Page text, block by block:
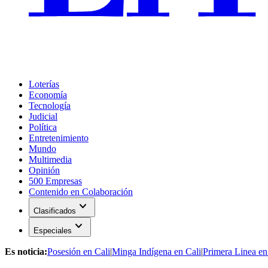
Loterías
Economía
Tecnología
Judicial
Política
Entretenimiento
Mundo
Multimedia
Opinión
500 Empresas
Contenido en Colaboración
Clasificados expand_more
Especiales expand_more
Es noticia:Posesión en Cali|Minga Indígena en Cali|Primera Linea